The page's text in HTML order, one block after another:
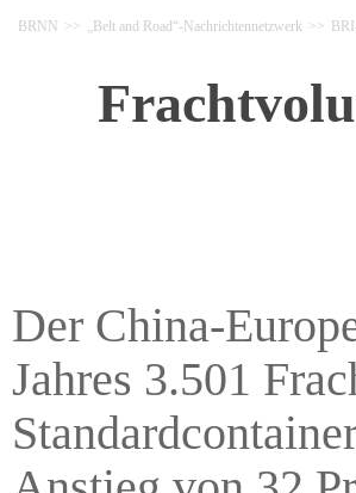
BRNN >> „Belt and Road“-Nachrichtennetzwerk >>
Der China-
Jahres 3.501